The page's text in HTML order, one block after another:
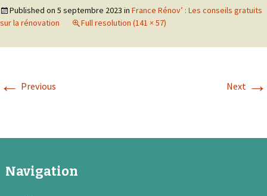
Published on 5 septembre 2023 in France Rénov’ : Les conseils gratuits
sur la rénovation
Full resolution (141 × 57)
← Previous Next →
Navigation